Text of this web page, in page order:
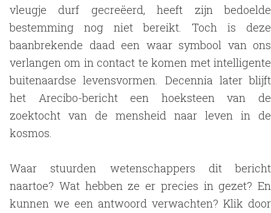
vleugje durf gecreëerd, heeft zijn bedoelde
bestemming nog niet bereikt. Toch is deze
baanbrekende daad een waar symbool van ons
verlangen om in contact te komen met intelligente
buitenaardse levensvormen. Decennia later blijft
het Arecibo-bericht een hoeksteen van de
zoektocht van de mensheid naar leven in de
kosmos.
Waar stuurden wetenschappers dit bericht
naartoe? Wat hebben ze er precies in gezet? En
kunnen we een antwoord verwachten? Klik door